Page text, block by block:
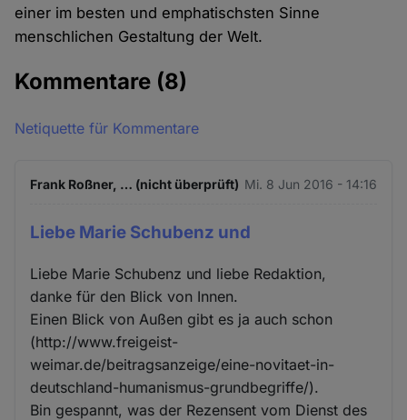
einer im besten und emphatischsten Sinne
menschlichen Gestaltung der Welt.
Kommentare (8)
Netiquette für Kommentare
Frank Roßner, … (nicht überprüft) Mi. 8 Jun 2016 - 14:16
Liebe Marie Schubenz und
Liebe Marie Schubenz und liebe Redaktion,
danke für den Blick von Innen.
Einen Blick von Außen gibt es ja auch schon
(http://www.freigeist-
weimar.de/beitragsanzeige/eine-novitaet-in-
deutschland-humanismus-grundbegriffe/).
Bin gespannt, was der Rezensent vom Dienst des